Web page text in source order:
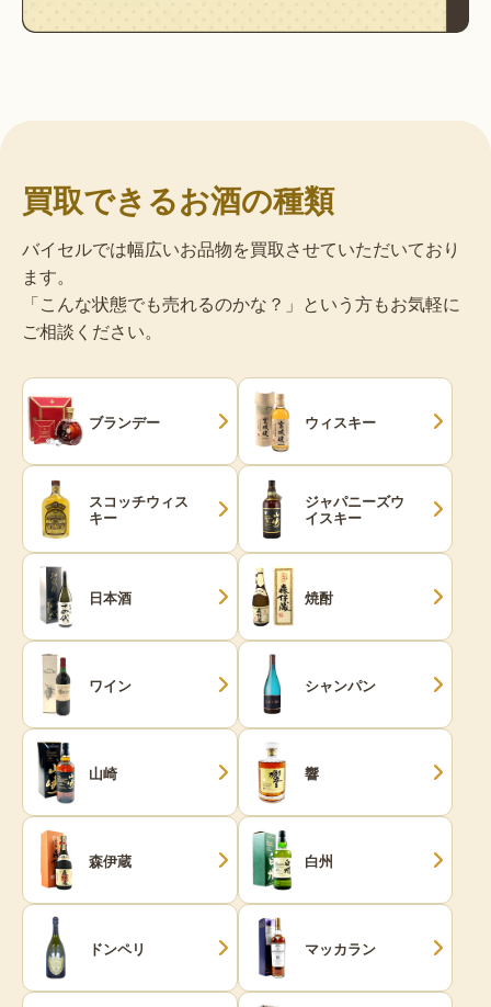
買取できるお酒の種類
バイセルでは幅広いお品物を買取させていただいており
ます。
「こんな状態でも売れるのかな？」という方もお気軽に
ご相談ください。
ブランデー ウィスキー
スコッチウィス
キー
ジャパニーズウ
イスキー
日本酒 焼酎
ワイン シャンパン
山崎 響
森伊蔵 白州
ドンペリ マッカラン